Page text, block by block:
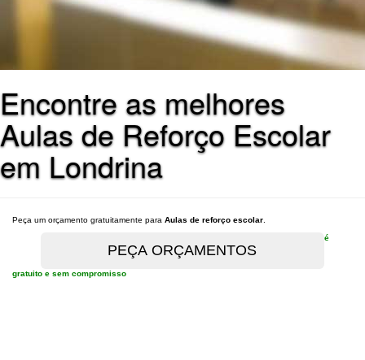
Encontre as melhores
Aulas de Reforço Escolar
em Londrina
Peça um orçamento gratuitamente para Aulas de reforço escolar
é
gratuito e sem compromisso